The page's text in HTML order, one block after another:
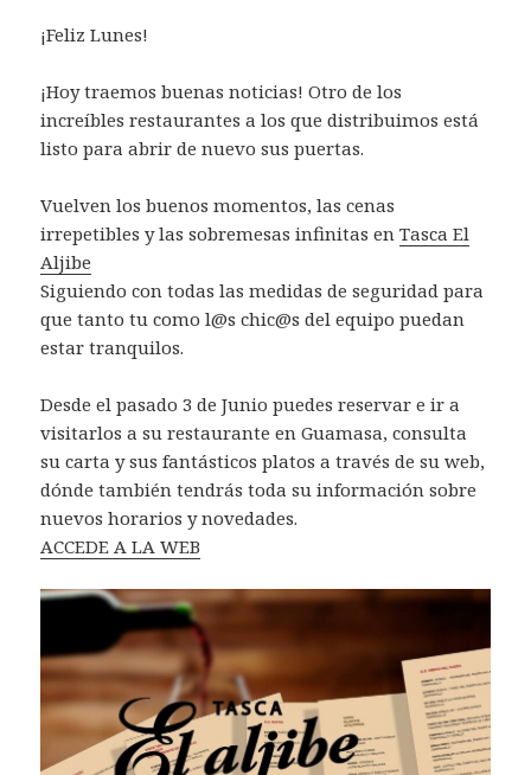
¡Feliz Lunes!
¡Hoy traemos buenas noticias! Otro de los
increíbles restaurantes a los que distribuimos está
listo para abrir de nuevo sus puertas.
Vuelven los buenos momentos, las cenas
irrepetibles y las sobremesas infinitas enTasca El
Aljibe
Siguiendo con todas las medidas de seguridad para
que tanto tu como l@s chic@s del equipo puedan
estar tranquilos.
Desde el pasado 3 de Junio puedes reservar e ir a
visitarlos a su restaurante en Guamasa, consulta
su carta y sus fantásticos platos a través de su web,
dónde también tendrás toda su información sobre
nuevos horarios y novedades.
ACCEDE A LA WEB